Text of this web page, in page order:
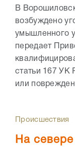
В
возбуждено
умышленного
передает
статьи 167 УК
или
Происшествия
На